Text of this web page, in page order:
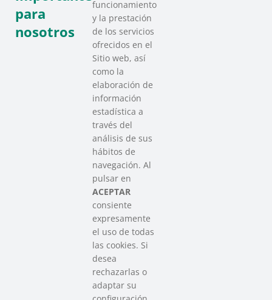
SAREEN SAREA
Asociación que agrupa a las redes
del Tercer Sector Social en Euskadi
Contacto
info@sareensarea.eu
Iparraguirre, 9 lonja – 48009 Bilbao
946 569 230
para
nosotros
funcionamiento
y la prestación
de los servicios
ofrecidos en el
Sitio web, así
como la
elaboración de
información
estadística a
través del
análisis de sus
hábitos de
navegación. Al
pulsar en
ACEPTAR
consiente
expresamente
el uso de todas
las cookies. Si
desea
rechazarlas o
adaptar su